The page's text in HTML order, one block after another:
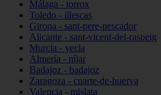
Málaga - torrox
Toledo - illescas
Girona - sant-pere-pescador
Alicante - sant-vicent-del-raspeig
Murcia - yecla
Almería - níjar
Badajoz - badajoz
Zaragoza - cuarte-de-huerva
Valencia - mislata